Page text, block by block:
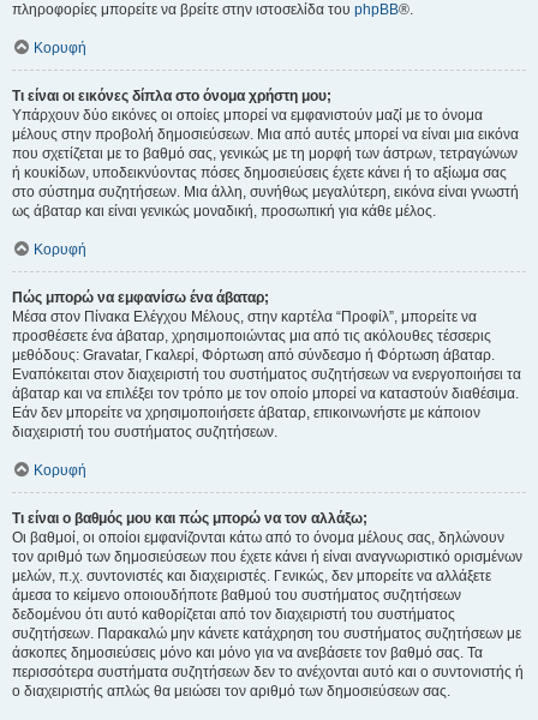
πληροφορίες μπορείτε να βρείτε στην ιστοσελίδα του phpBB®.
Κορυφή
Τι είναι οι εικόνες δίπλα στο όνομα χρήστη μου;
Υπάρχουν δύο εικόνες οι οποίες μπορεί να εμφανιστούν μαζί με το όνομα
μέλους στην προβολή δημοσιεύσεων. Μια από αυτές μπορεί να είναι μια εικόνα
που σχετίζεται με το βαθμό σας, γενικώς με τη μορφή των άστρων, τετραγώνων
ή κουκίδων, υποδεικνύοντας πόσες δημοσιεύσεις έχετε κάνει ή το αξίωμα σας
στο σύστημα συζητήσεων. Μια άλλη, συνήθως μεγαλύτερη, εικόνα είναι γνωστή
ως άβαταρ και είναι γενικώς μοναδική, προσωπική για κάθε μέλος.
Κορυφή
Πώς μπορώ να εμφανίσω ένα άβαταρ;
Μέσα στον Πίνακα Ελέγχου Μέλους, στην καρτέλα “Προφίλ”, μπορείτε να
προσθέσετε ένα άβαταρ, χρησιμοποιώντας μια από τις ακόλουθες τέσσερις
μεθόδους: Gravatar, Γκαλερί, Φόρτωση από σύνδεσμο ή Φόρτωση άβαταρ.
Εναπόκειται στον διαχειριστή του συστήματος συζητήσεων να ενεργοποιήσει τα
άβαταρ και να επιλέξει τον τρόπο με τον οποίο μπορεί να καταστούν διαθέσιμα.
Εάν δεν μπορείτε να χρησιμοποιήσετε άβαταρ, επικοινωνήστε με κάποιον
διαχειριστή του συστήματος συζητήσεων.
Κορυφή
Τι είναι ο βαθμός μου και πώς μπορώ να τον αλλάξω;
Οι βαθμοί, οι οποίοι εμφανίζονται κάτω από το όνομα μέλους σας, δηλώνουν
τον αριθμό των δημοσιεύσεων που έχετε κάνει ή είναι αναγνωριστικό ορισμένων
μελών, π.χ. συντονιστές και διαχειριστές. Γενικώς, δεν μπορείτε να αλλάξετε
άμεσα το κείμενο οποιουδήποτε βαθμού του συστήματος συζητήσεων
δεδομένου ότι αυτό καθορίζεται από τον διαχειριστή του συστήματος
συζητήσεων. Παρακαλώ μην κάνετε κατάχρηση του συστήματος συζητήσεων με
άσκοπες δημοσιεύσεις μόνο και μόνο για να ανεβάσετε τον βαθμό σας. Τα
περισσότερα συστήματα συζητήσεων δεν το ανέχονται αυτό και ο συντονιστής ή
ο διαχειριστής απλώς θα μειώσει τον αριθμό των δημοσιεύσεων σας.